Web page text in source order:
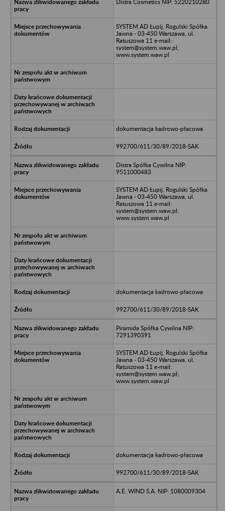
Distra Cosmetics NIP: 5220210280
SYSTEM AD Łupij, Rogulski Spółka
Jawna - 03-450 Warszawa, ul.
Ratuszowa 11 e-mail:
system@system.waw.pl;
www.system.waw.pl
dokumentacja kadrowo-płacowa
992700/611/30/89/2018-SAK
Distra Spółka Cywilna NIP:
9511000483
SYSTEM AD Łupij, Rogulski Spółka
Jawna - 03-450 Warszawa, ul.
Ratuszowa 11 e-mail:
system@system.waw.pl;
www.system.waw.pl
dokumentacja kadrowo-płacowa
992700/611/30/89/2018-SAK
Piramida Spółka Cywilna NIP:
7291390391
SYSTEM AD Łupij, Rogulski Spółka
Jawna - 03-450 Warszawa, ul.
Ratuszowa 11 e-mail:
system@system.waw.pl;
www.system.waw.pl
dokumentacja kadrowo-płacowa
992700/611/30/89/2018-SAK
A.E. WIND S.A. NIP: 1080009304